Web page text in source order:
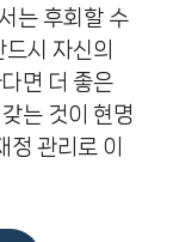
는 후회할 수
시 자신의
면 더 좋은
는 것이 현명
정 관리로 이